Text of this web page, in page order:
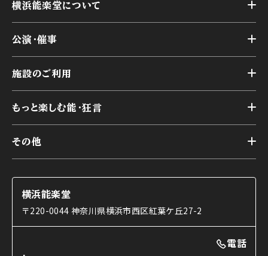
横浜能楽堂について
横浜能楽堂が取り組んだ事業
能舞台の歴史と特徴
様々なお客様に向けて
本舞台座席
交通アクセス
公演・催事
アーカイブ
施設のご利用
第二舞台
研修室
楽屋
ご利用の流れ
利用料金表
もっと楽しむ能・狂言
能舞台と演じ手
使用する道具
能・狂言の曲目説明
その他
コラム
OTABISHO
横浜能楽堂
〒220-0044 神奈川県横浜市西区紅葉ケ丘27-2
電話